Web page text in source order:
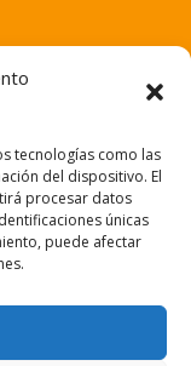
tecnologías como las
del dispositivo. El
procesar datos
únicas
puede afectar